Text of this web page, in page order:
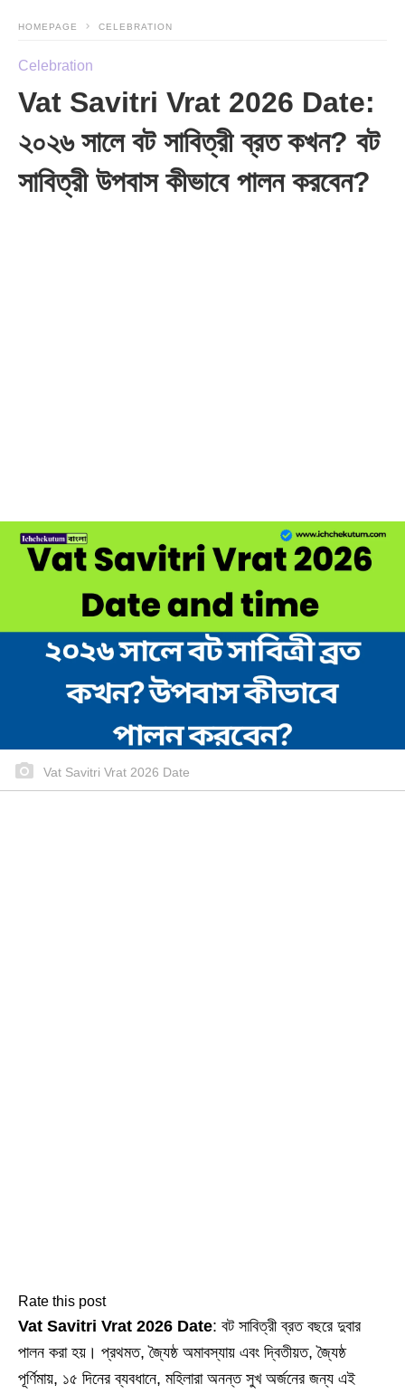
HOMEPAGE CELEBRATION
Celebration
Vat Savitri Vrat 2026 Date:
২০২৬ সালে বট সাবিত্রী ব্রত কখন? বট
সাবিত্রী উপবাস কীভাবে পালন করবেন?
Vat Savitri Vrat 2026 Date
Rate this post
Vat Savitri Vrat 2026 Date: বট সাবিত্রী ব্রত বছরে দুবার
পালন করা হয়। প্রথমত, জ্যৈষ্ঠ অমাবস্যায় এবং দ্বিতীয়ত, জ্যৈষ্ঠ
পূর্ণিমায়, ১৫ দিনের ব্যবধানে, মহিলারা অনন্ত সুখ অর্জনের জন্য এই